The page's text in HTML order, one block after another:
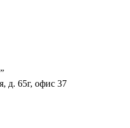
д. 65г, офис 37